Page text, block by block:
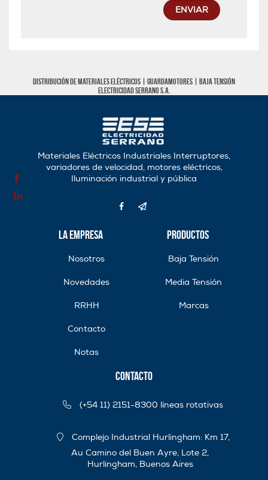
ENVIAR
Distribución de materiales eléctricos | Guardamotores | Baja tensión
Electricidad Serrano S.A.
Materiales Eléctricos Industriales Interruptores,
variadores de velocidad, motores eléctricos,
Iluminación industrial y pública
La Empresa
Nosotros
Novedades
RRHH
Contacto
Notas
Productos
Baja Tensión
Media Tensión
Marcas
Contacto
(+54 11) 2151-8300 líneas rotativas
Complejo Industrial Hurlingham: Km 17,
Au Camino del Buen Ayre, Lote 2,
Hurlingham, Buenos Aires